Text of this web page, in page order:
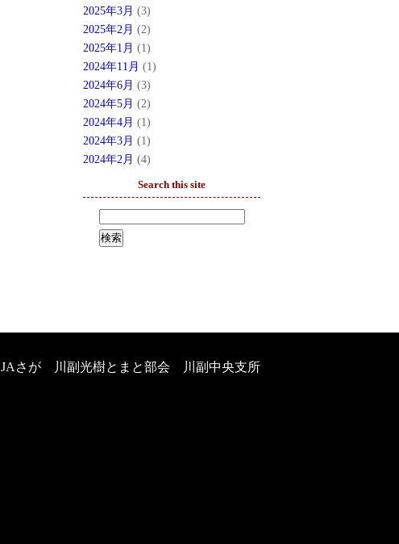
2025年3月 (3)
2025年2月 (2)
2025年1月 (1)
2024年11月 (1)
2024年6月 (3)
2024年5月 (2)
2024年4月 (1)
2024年3月 (1)
2024年2月 (4)
Search this site
JAさが 川副光樹とまと部会 川副中央支所